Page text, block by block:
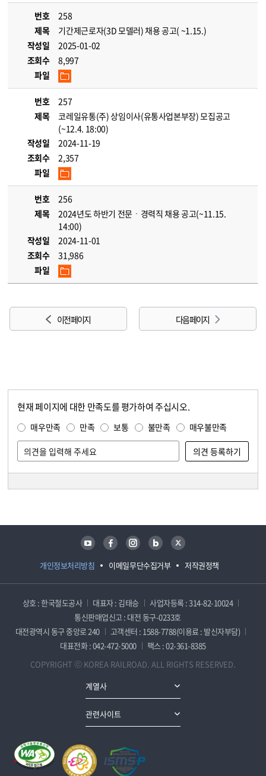
번호
258
제목
기간제근로자(3D 모델러) 채용 공고( ~1.15.)
작성일
2025-01-02
조회수
8,997
파일
번호
257
제목
코레일유통(주) 상임이사(유통사업본부장) 모집공고
(~12.4. 18:00)
작성일
2024-11-19
조회수
2,357
파일
번호
256
제목
2024년도 하반기 전문ㆍ경력직 채용 공고(~11.15.
14:00)
작성일
2024-11-01
조회수
31,986
파일
이전 페이지 다음 페이지
현재 페이지에 대한 만족도를 평가하여 주십시오.
매우만족 만족 보통 불만족 매우불만족
개인정보처리방침 이메일무단수집거부 저작권정책
유튜브 페이스북 인스타그램 블로그 트위터
상호 : 한국철도공사 대표자 : 김태승
사업자등록 : 314-82-10024
통신판매업신고 : 대전 동구-0233호
대전광역시 동구 중앙로 240
고객센터 : 1588-7788(이용료 : 발신자부담)
대표전화 : 042-472-5000
팩스 : 02-361-8385
COPYRIGHT ⓒ KOREA RAILROAD. ALL RIGHTS RESERVED.
계열사
관련사이트